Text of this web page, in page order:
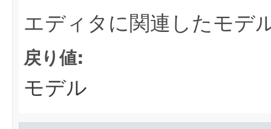
エディタに関連したモデ
戻り値:
モデル